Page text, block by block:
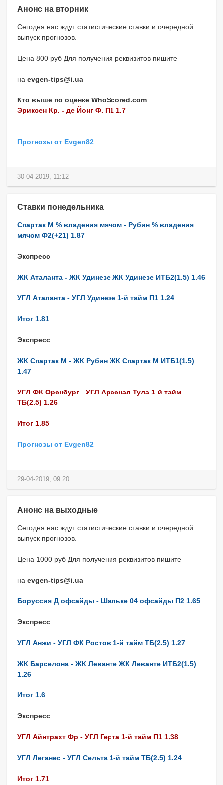
Анонс на вторник
Сегодня нас ждут статистические ставки и очередной
выпуск прогнозов.
Цена 800 руб Для получения реквизитов пишите
на evgen-tips@i.ua
Кто выше по оценке WhoScored.com
Эриксен Кр. - де Йонг Ф. П1 1.7
Прогнозы от Evgen82
30-04-2019, 11:12
Ставки понедельника
Спартак М % владения мячом - Рубин % владения
мячом Ф2(+21) 1.87
Экспресс
ЖК Аталанта - ЖК Удинезе ЖК Удинезе ИТБ2(1.5) 1.46
УГЛ Аталанта - УГЛ Удинезе 1-й тайм П1 1.24
Итог 1.81
Экспресс
ЖК Спартак М - ЖК Рубин ЖК Спартак М ИТБ1(1.5)
1.47
УГЛ ФК Оренбург - УГЛ Арсенал Тула 1-й тайм
ТБ(2.5) 1.26
Итог 1.85
Прогнозы от Evgen82
29-04-2019, 09:20
Анонс на выходные
Сегодня нас ждут статистические ставки и очередной
выпуск прогнозов.
Цена 1000 руб Для получения реквизитов пишите
на evgen-tips@i.ua
Боруссия Д офсайды - Шальке 04 офсайды П2 1.65
Экспресс
УГЛ Анжи - УГЛ ФК Ростов 1-й тайм ТБ(2.5) 1.27
ЖК Барселона - ЖК Леванте ЖК Леванте ИТБ2(1.5)
1.26
Итог 1.6
Экспресс
УГЛ Айнтрахт Фр - УГЛ Герта 1-й тайм П1 1.38
УГЛ Леганес - УГЛ Сельта 1-й тайм ТБ(2.5) 1.24
Итог 1.71